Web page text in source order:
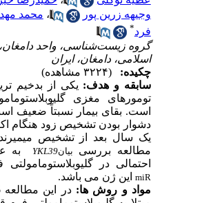
زرین پور
،محمد مهدی فرقانی
زیست‌شناسی، واحد دامغان، دانشگاه آزاد
دامغان، ایران
:یکی از بدخیم ترین و رایج ترین
مغزی گلیوبلاستومامولتی­فرم (GBM
)
بقای بیمار نسبتاً ضعیف است و با توجه به
بودن تشخیص زود هنگام اکثر بیماران طی
بعد از تشخیص می­میرند.هدف از این
بررسیبیانYKL39
به عنوان بیومارکر
در گلیوبلاستومامولتی فرم و بررسی
این ژن می باشد.
و روش ها:
در این مطالعه 25 نمونه بافت